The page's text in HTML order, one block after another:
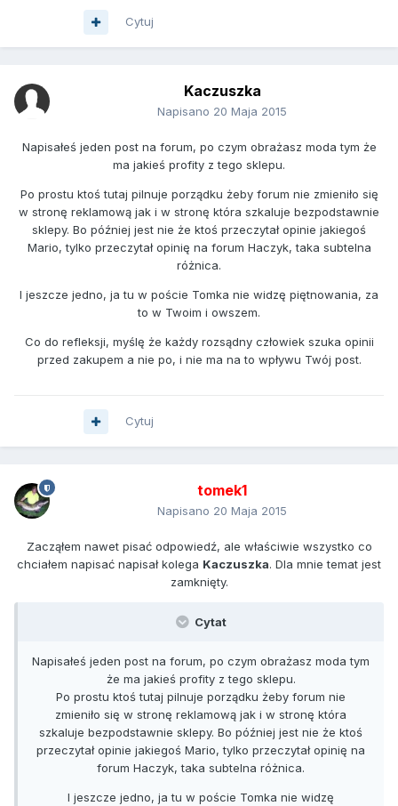
Cytuj
Kaczuszka
Napisano 20 Maja 2015
Napisałeś jeden post na forum, po czym obrażasz moda tym że
ma jakieś profity z tego sklepu.
Po prostu ktoś tutaj pilnuje porządku żeby forum nie zmieniło się
w stronę reklamową jak i w stronę która szkaluje bezpodstawnie
sklepy. Bo później jest nie że ktoś przeczytał opinie jakiegoś
Mario, tylko przeczytał opinię na forum Haczyk, taka subtelna
różnica.
I jeszcze jedno, ja tu w poście Tomka nie widzę piętnowania, za
to w Twoim i owszem.
Co do refleksji, myślę że każdy rozsądny człowiek szuka opinii
przed zakupem a nie po, i nie ma na to wpływu Twój post.
Cytuj
tomek1
Napisano 20 Maja 2015
Zacząłem nawet pisać odpowiedź, ale właściwie wszystko co
chciałem napisać napisał kolega Kaczuszka. Dla mnie temat jest
zamknięty.
Cytat
Napisałeś jeden post na forum, po czym obrażasz moda tym
że ma jakieś profity z tego sklepu.
Po prostu ktoś tutaj pilnuje porządku żeby forum nie
zmieniło się w stronę reklamową jak i w stronę która
szkaluje bezpodstawnie sklepy. Bo później jest nie że ktoś
przeczytał opinie jakiegoś Mario, tylko przeczytał opinię na
forum Haczyk, taka subtelna różnica.
I jeszcze jedno, ja tu w poście Tomka nie widzę